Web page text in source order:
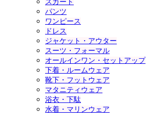
スカート
パンツ
ワンピース
ドレス
ジャケット・アウター
スーツ・フォーマル
オールインワン・セットアップ
下着・ルームウェア
靴下・フットウェア
マタニティウェア
浴衣・下駄
水着・マリンウェア